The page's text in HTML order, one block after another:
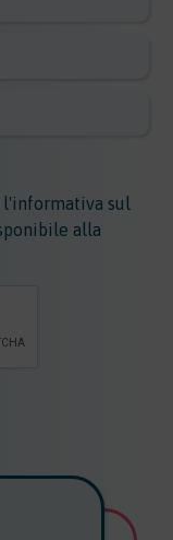
l'informativa sul
alla